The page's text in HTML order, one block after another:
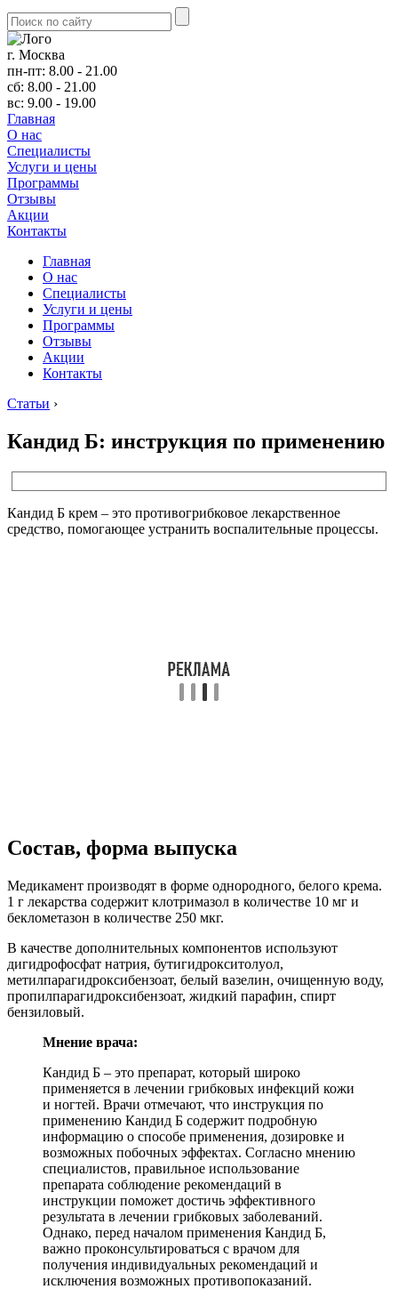
г. Москва
пн-пт: 8.00 - 21.00
сб: 8.00 - 21.00
вс: 9.00 - 19.00
Главная
О нас
Cпециалисты
Услуги и цены
Программы
Отзывы
Акции
Контакты
Главная
О нас
Cпециалисты
Услуги и цены
Программы
Отзывы
Акции
Контакты
Статьи ›
Кандид Б: инструкция по применению
Кандид Б крем – это противогрибковое лекарственное
средство, помогающее устранить воспалительные процессы.
Состав, форма выпуска
Медикамент производят в форме однородного, белого крема.
1 г лекарства содержит клотримазол в количестве 10 мг и
беклометазон в количестве 250 мкг.
В качестве дополнительных компонентов используют
дигидрофосфат натрия, бутигидрокситолуол,
метилпарагидроксибензоат, белый вазелин, очищенную воду,
пропилпарагидроксибензоат, жидкий парафин, спирт
бензиловый.
Мнение врача:
Кандид Б – это препарат, который широко
применяется в лечении грибковых инфекций кожи
и ногтей. Врачи отмечают, что инструкция по
применению Кандид Б содержит подробную
информацию о способе применения, дозировке и
возможных побочных эффектах. Согласно мнению
специалистов, правильное использование
препарата соблюдение рекомендаций в
инструкции поможет достичь эффективного
результата в лечении грибковых заболеваний.
Однако, перед началом применения Кандид Б,
важно проконсультироваться с врачом для
получения индивидуальных рекомендаций и
исключения возможных противопоказаний.